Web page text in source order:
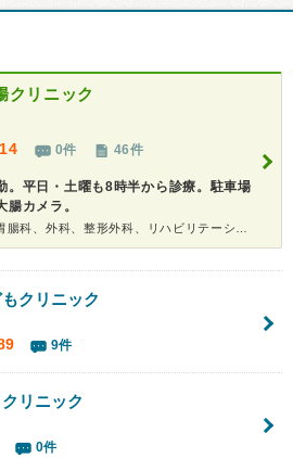
クリニック
0件 46件
。平日・土曜も8時半から診療。駐車場
カメラ。
クリニック
9件
リニック
0件